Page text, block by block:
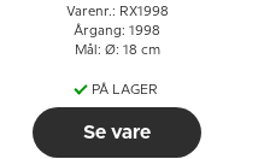
Varenr.: RX1998
Årgang: 1998
Mål: Ø: 18 cm
PÅ LAGER
Se vare